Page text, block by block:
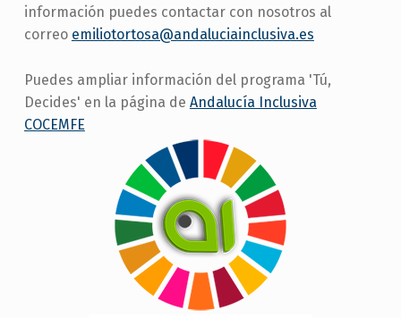
información puedes contactar con nosotros al
correo emiliotortosa@andaluciainclusiva.es
Puedes ampliar información del programa 'Tú,
Decides' en la página de Andalucía Inclusiva
COCEMFE